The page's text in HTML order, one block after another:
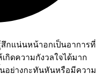
กแน่นหน้าอกเป็นอาการที่
กิดความกังวลใจได้มาก
นอย่างกะทันหันหรือมีความ